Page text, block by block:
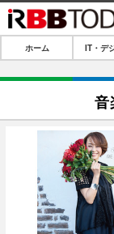
ホーム
IT・デジタル
ネタ
ショッピン
SPEED TEST
エンタメ
エンタメTOP
韓流・K-
ライフ
ライフ
リリース一覧
ホーム IT・デ
音